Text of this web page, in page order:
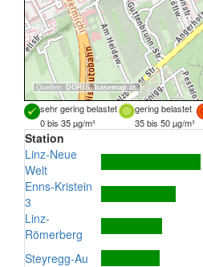
Quellen: DORIS, basemap.at
sehr gering belastet gering belastet
0 bis 35 µg/m³
35 bis 50 µg/m³
Station
Linz-Neue
Welt
Enns-Kristein
3
Linz-
Römerberg
Steyregg-Au